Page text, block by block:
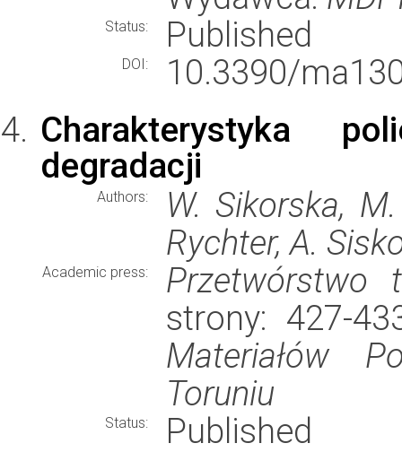
Status: Published
DOI:
10.3390/
Charakterystyka
degradacji
Authors:
W. Sikorska,
Rychter, A.
Academic press:
Przetwórstwo
strony: 427-
Materiałów
Toruniu
Status:
Published